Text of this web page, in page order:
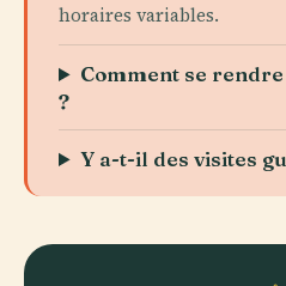
horaires variables.
Comment se
?
Y a-t-il des visites